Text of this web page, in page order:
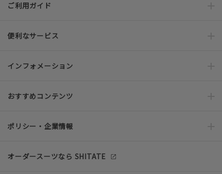
ご利用ガイド
便利なサービス
インフォメーション
おすすめコンテンツ
ポリシー・企業情報
オーダースーツなら SHITATE